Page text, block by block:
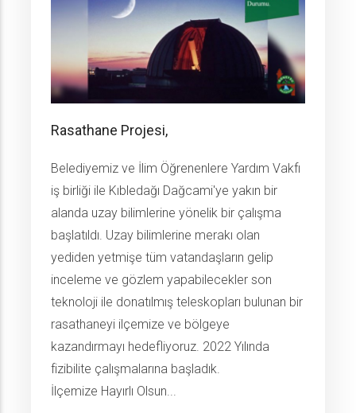
Rasathane Projesi,
Belediyemiz ve İlim Öğrenenlere Yardım Vakfı
iş birliği ile Kıbledağı Dağcami'ye yakın bir
alanda uzay bilimlerine yönelik bir çalışma
başlatıldı. Uzay bilimlerine merakı olan
yediden yetmişe tüm vatandaşların gelip
inceleme ve gözlem yapabilecekler son
teknoloji ile donatılmış teleskopları bulunan bir
rasathaneyi ilçemize ve bölgeye
kazandırmayı hedefliyoruz. 2022 Yılında
fizibilite çalışmalarına başladık.
İlçemize Hayırlı Olsun...